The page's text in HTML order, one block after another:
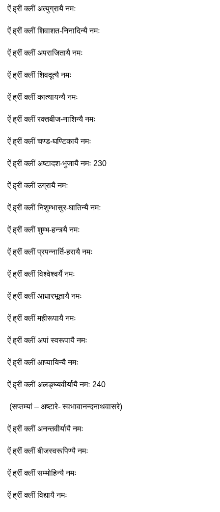
ऐं ह्रीं क्लीं अत्युग्रायै नमः
ऐं ह्रीं क्लीं शिवाशत-निनादिन्यै नमः
ऐं ह्रीं क्लीं अपराजितायै नमः
ऐं ह्रीं क्लीं शिवदूत्यै नमः
ऐं ह्रीं क्लीं कात्यायन्यै नमः
ऐं ह्रीं क्लीं रक्तबीज-नाशिन्यै नमः
ऐं ह्रीं क्लीं चण्ड-घण्टिकायै नमः
ऐं ह्रीं क्लीं अष्टादश-भुजायै नमः 230
ऐं ह्रीं क्लीं उग्रायै नमः
ऐं ह्रीं क्लीं निशुम्भासुर-घातिन्यै नमः
ऐं ह्रीं क्लीं शुम्भ-हन्त्र्यै नमः
ऐं ह्रीं क्लीं प्रपन्नार्ति-हरायै नमः
ऐं ह्रीं क्लीं विश्वेश्वर्यै नमः
ऐं ह्रीं क्लीं आधारभूतायै नमः
ऐं ह्रीं क्लीं महीरूपायै नमः
ऐं ह्रीं क्लीं अपां स्वरूपायै नमः
ऐं ह्रीं क्लीं आप्यायिन्यै नमः
ऐं ह्रीं क्लीं अलङ्घ्यवीर्यायै नमः 240
(सप्तम्यां – अष्टारे- स्वभावानन्दनाथवासरे)
ऐं ह्रीं क्लीं अनन्तवीर्यायै नमः
ऐं ह्रीं क्लीं बीजस्वरूपिण्यै नमः
ऐं ह्रीं क्लीं सम्मोहिन्यै नमः
ऐं ह्रीं क्लीं विद्यायै नमः